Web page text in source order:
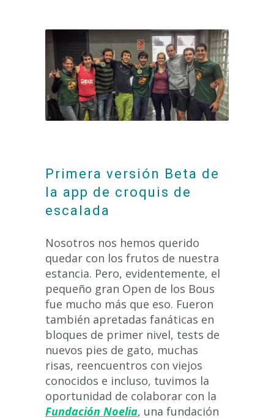
Primera versión Beta de
la app de croquis de
escalada
Nosotros nos hemos querido
quedar con los frutos de nuestra
estancia. Pero, evidentemente, el
pequeño gran Open de los Bous
fue mucho más que eso. Fueron
también apretadas fanáticas en
bloques de primer nivel, tests de
nuevos pies de gato, muchas
risas, reencuentros con viejos
conocidos e incluso, tuvimos la
oportunidad de colaborar con la
Fundación Noelia, una fundación